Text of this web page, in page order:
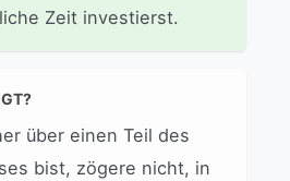
Zeit investierst.
über einen Teil des
bist, zögere nicht, in